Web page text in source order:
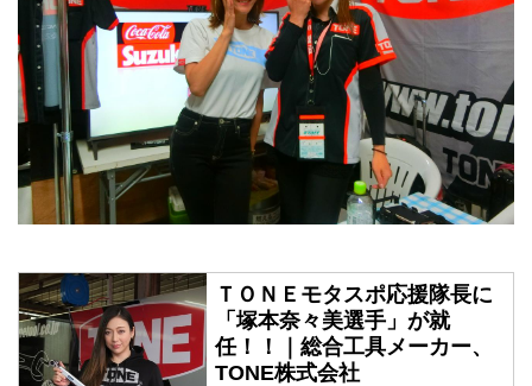
ＴＯＮＥモタスポ応援隊長に
「塚本奈々美選手」が就
任！！｜総合工具メーカー、
TONE株式会社